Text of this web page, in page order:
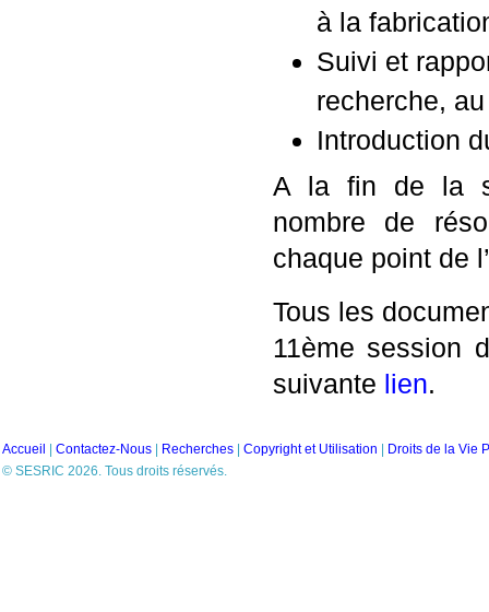
à la
Suivi et
recherche,
Introduction
A la fin de la
nombre de
chaque point de
Tous les
11ème session
suivante lien.
Accueil Contactez-Nous Recherches Copyright et Utilisation
Droits de la Vie
© SESRIC 2026. Tous droits réservés.